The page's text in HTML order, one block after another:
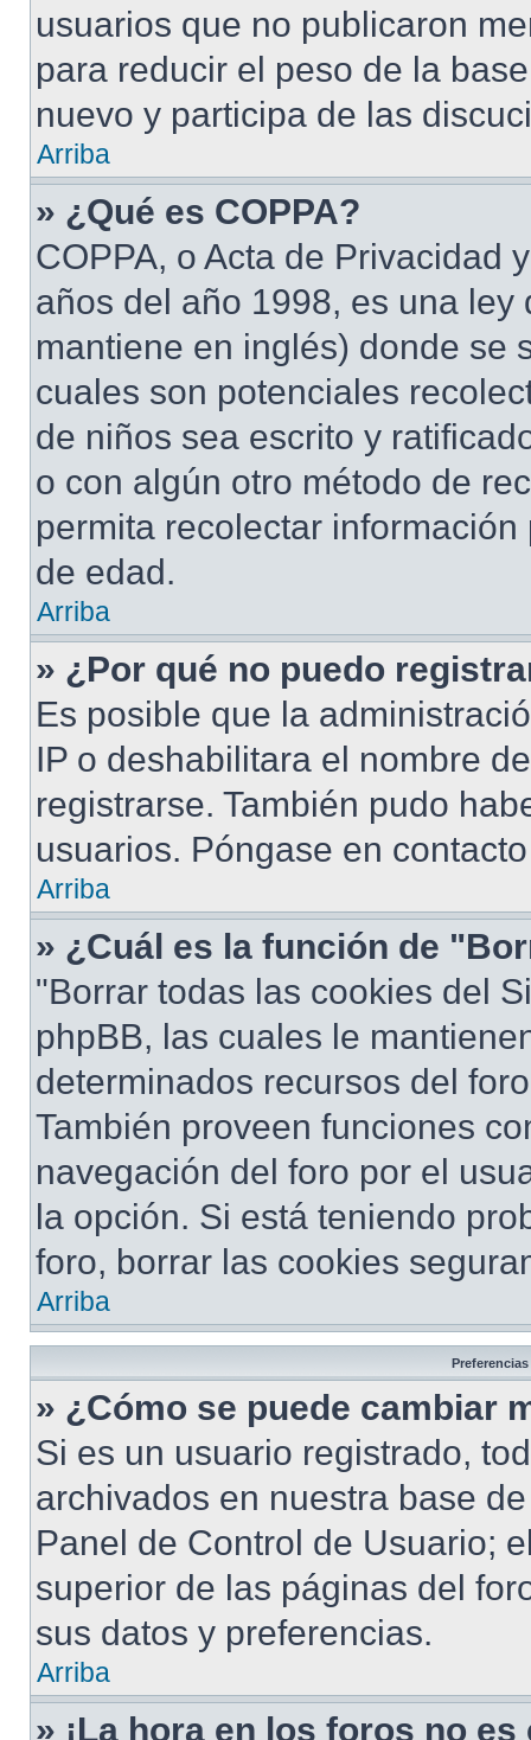
usuarios que no publicaron
para reducir el peso de la
nuevo y participa de las
Arriba
» ¿Qué es COPPA?
COPPA, o Acta de Privacidad
años del año 1998, es una
mantiene en inglés) donde se
cuales son potenciales
de niños sea escrito y
o con algún otro método de
permita recolectar
de edad.
Arriba
» ¿Por qué no puedo
Es posible que la
IP o deshabilitara el nombre
registrarse. También pudo
usuarios. Póngase en
Arriba
» ¿Cuál es la función de
"Borrar todas las cookies del
phpBB, las cuales le
determinados recursos del
También proveen funciones
navegación del foro por el
la opción. Si está teniendo
foro, borrar las cookies
Arriba
» ¿Cómo se puede cambiar
Si es un usuario registrado,
archivados en nuestra base
Panel de Control de Usuario;
superior de las páginas del
sus datos y preferencias.
Arriba
» ¡La hora en los foros no